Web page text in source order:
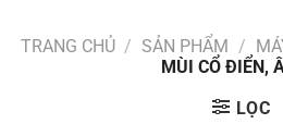
TRANG CHỦ / SẢN PHẨM /
MÙI CỔ ĐIỂN,
LỌC